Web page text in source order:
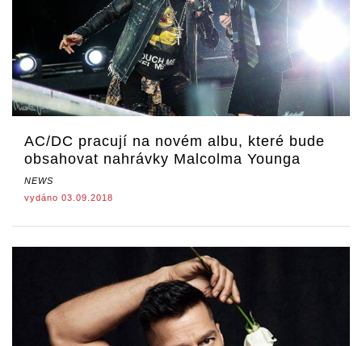
AC/DC pracují na novém albu, které bude
obsahovat nahrávky Malcolma Younga
NEWS
vydáno 03.09.2018